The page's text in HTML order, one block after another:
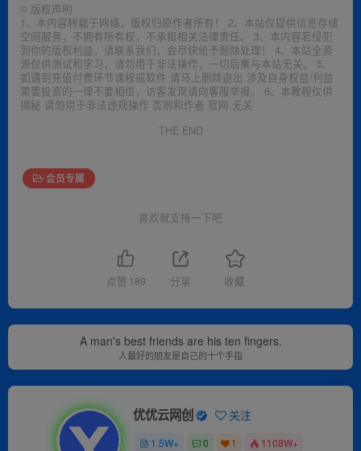
© 版权声明
1、本内容转载于网络，版权归原作者所有！ 2、本站仅提供信息存储
空间服务，不拥有所有权，不承担相关法律责任。 3、本内容若侵犯
到你的版权利益，请联系我们，会尽快给予删除处理！ 4、本站全资
源仅供测试和学习，请勿用于非法操作，一切后果与本站无关。 5、
如遇到充值付费环节课程或软件 请马上删除退出 涉及自身权益/利益
需要投资的一律不要相信，访客发现请向客服举报。 6、本教程仅供
揭秘 请勿用于非法违规操作 否则和作者 官网 无关
THE END
会员专属
喜欢就支持一下吧
点赞 189 分享 收藏
A man's best friends are his ten fingers.
人最好的朋友是自己的十个手指
优优云网创 关注
1.5W+ 0 1 1108W+